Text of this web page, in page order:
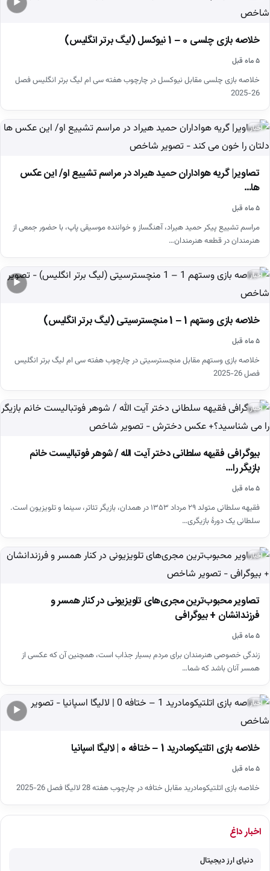
▶
خلاصه بازی چلسی 0 – 1 نیوکسل (لیگ برتر انگلیس)
۵ ماه قبل
خلاصه بازی چلسی مقابل نیوکسل در چارچوب هفته سی ام لیگ برتر انگلیس فصل
26-2025
اخبار
تصاویر| گریه هواداران حمید هیراد در مراسم تشییع او/ این عکس
ها…
۵ ماه قبل
مراسم تشییع پیکر حمید هیراد، آهنگساز و خواننده موسیقی پاپ، با حضور جمعی از
هنرمندان در قطعه هنرمندان…
▶
اخبار
خلاصه بازی وستهم 1 – 1 منچسترسیتی (لیگ برتر انگلیس)
۵ ماه قبل
خلاصه بازی وستهم مقابل منچسترسیتی در چارچوب هفته سی ام لیگ برتر انگلیس
فصل 26-2025
اخبار
بیوگرافی فقیهه سلطانی دختر آیت الله / شوهر فوتبالیست خانم
بازیگر را…
۵ ماه قبل
فقیهه سلطانی متولد ۲۹ مرداد ۱۳۵۳ در همدان، بازیگر تئاتر، سینما و تلویزیون است.
سلطانی یک دورهٔ بازیگری…
اخبار
تصاویر محبوب‌ترین مجری‌های تلویزیونی در کنار همسر و
فرزندانشان + بیوگرافی
۵ ماه قبل
زندگی خصوصی هنرمندان برای مردم بسیار جذاب است، همچنین آن که عکسی از
همسر آنان باشد که شما…
▶
اخبار
خلاصه بازی اتلتیکومادرید 1 – ختافه 0 | لالیگا اسپانیا
۵ ماه قبل
خلاصه بازی اتلتیکومادرید مقابل ختافه در چارچوب هفته 28 لالیگا فصل 26-2025
اخبار داغ
دنیای ارز دیجیتال